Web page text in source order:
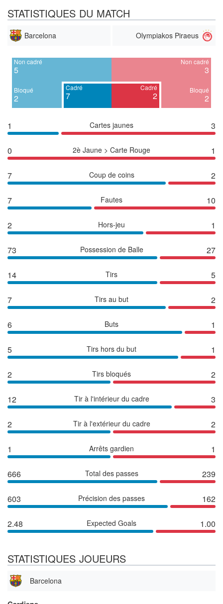
STATISTIQUES DU MATCH
Barcelona Olympiakos Piraeus
Non cadré
5
Bloqué
2
Cadré
7
Cadré
2
Non cadré
3
Bloqué
2
1 Cartes jaunes 3
0 2è Jaune > Carte Rouge 1
7 Coup de coins 2
7 Fautes 10
2 Hors-jeu 1
73 Possession de Balle 27
14 Tirs 5
7 Tirs au but 2
6 Buts 1
5 Tirs hors du but 1
2 Tirs bloqués 2
12 Tir à l'intérieur du cadre 3
2 Tir à l'extérieur du cadre 2
1 Arrêts gardien 1
666 Total des passes 239
603 Précision des passes 162
2.48 Expected Goals 1.00
STATISTIQUES JOUEURS
Barcelona